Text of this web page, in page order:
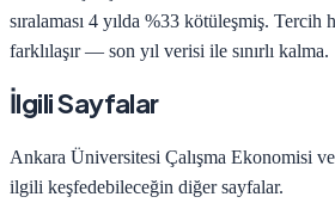
sıralaması 4 yılda %33 kötüleşmiş. Tercih
farklılaşır — son yıl verisi ile sınırlı kalma.
İlgili Sayfalar
Ankara Üniversitesi Çalışma Ekonomisi
ilgili keşfedebileceğin diğer sayfalar.